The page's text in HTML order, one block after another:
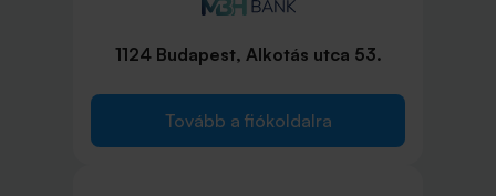
1124 Budapest, Alkotás utca 53.
Tovább a fiókoldalra